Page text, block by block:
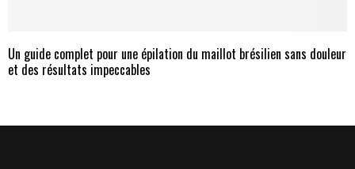
Un guide complet pour une épilation du maillot brésilien sans douleur
et des résultats impeccables